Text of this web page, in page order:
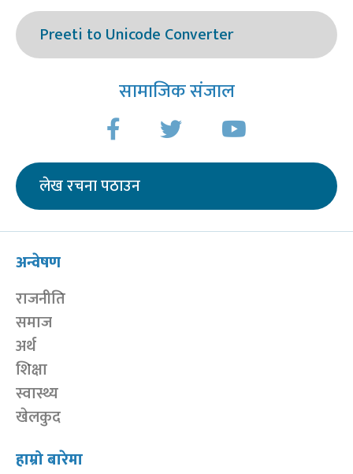
Preeti to Unicode Converter
सामाजिक संजाल
लेख रचना पठाउन
अन्वेषण
राजनीति
समाज
अर्थ
शिक्षा
स्वास्थ्य
खेलकुद
हाम्रो बारेमा